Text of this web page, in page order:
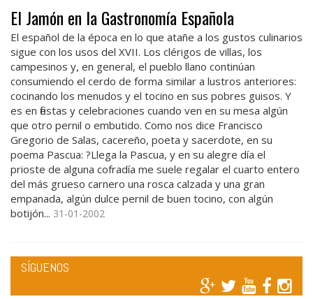
El Jamón en la Gastronomía Española
El español de la época en lo que atañe a los gustos culinarios
sigue con los usos del XVII. Los clérigos de villas, los
campesinos y, en general, el pueblo llano continúan
consumiendo el cerdo de forma similar a lustros anteriores:
cocinando los menudos y el tocino en sus pobres guisos. Y
es en fiestas y celebraciones cuando ven en su mesa algún
que otro pernil o embutido. Como nos dice Francisco
Gregorio de Salas, cacereño, poeta y sacerdote, en su
poema Pascua: ?Llega la Pascua, y en su alegre día el
prioste de alguna cofradía me suele regalar el cuarto entero
del más grueso carnero una rosca calzada y una gran
empanada, algún dulce pernil de buen tocino, con algún
botijón... 31-01-2002
SÍGUENOS